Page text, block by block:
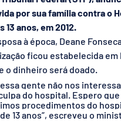
por sua família contra o
13 anos, em 2012.
à época, Deane
ficou estabelecida em
o dinheiro será doado.
essa gente não nos
do hospital. Espero
procedimentos do
13 anos”, escreveu o